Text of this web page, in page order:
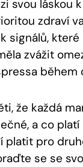
svou láskou
zdraví
signálů, které
zvážit
během
že každá
a co
platit pro
se se